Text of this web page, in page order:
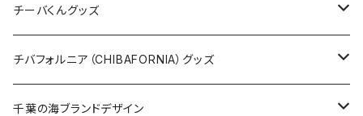
クリアファイル
Tシャツ
キャップ
ステッカー
缶バッジ
キーホルダー
バッグ
ステッカー
缶バッジ
ステッカー
ステッカー大
缶バッジ
缶バッジ32mm
缶バッジ54mm
エコバッグ
JAGUARさんコラボグッズ
Tシャツ
ステッカー
缶バッジ
チーバくんグッズ
Tシャツ
キャップ
チバフォルニア（CHIBAFORNIA）グッズ
Tシャツ
千葉の海ブランドデザイン